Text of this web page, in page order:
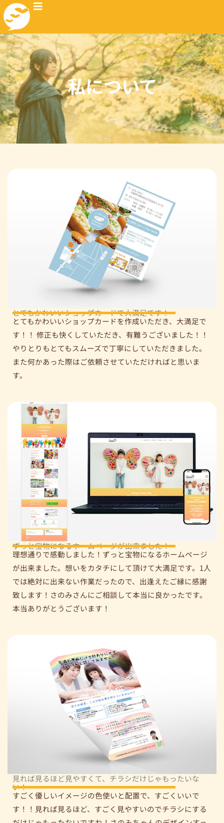
私について
とてもかわいいショップカードで大満足です！
とてもかわいいショップカードを作成いただき、大満足で
す！！ 修正も快くしていただき、有難うございました！！
やりとりもとてもスムーズで丁寧にしていただきました。
また何かあった際はご依頼させていただければと思いま
す。
ずっと宝物になるホームページが出来ました！
理想通りで感動しました！ずっと宝物になるホームページ
が出来ました。想いをカタチにして頂けて大満足です。1人
では絶対に出来ない作業だったので、出逢えたご縁に感謝
致します！さのみさんにご相談して本当に良かったです。
本当ありがとうございます！
見れば見るほど見やすくて、チラシだけじゃもったいな
い！
すごく優しいイメージの色使いと配置で、すごくいいで
す！！見れば見るほど、すごく見やすいのでチラシにする